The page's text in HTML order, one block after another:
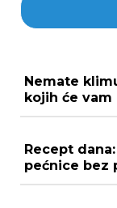
Nemate
kojih će
Recept
pećnice bez